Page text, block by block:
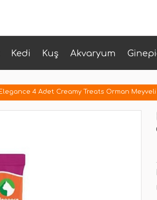
Kedi Kuş Akvaryum
Elegance 4 Adet Creamy Treats Orman Meyveli